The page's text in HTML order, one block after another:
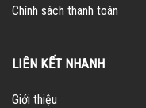
Chính sách thanh toán
LIÊN KẾT NHANH
Giới thiệu